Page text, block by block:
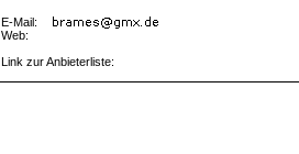
E-Mail:
Web:
Link zur Anbieterliste: